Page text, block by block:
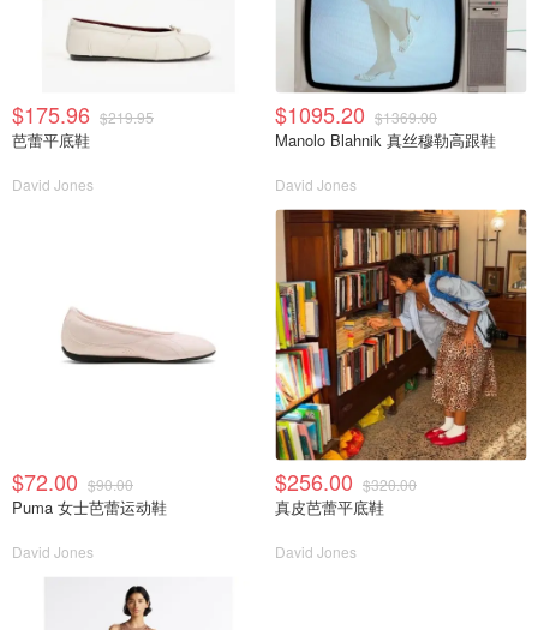
$175.96 $219.95
芭蕾平底鞋
David Jones
$1095.20 $1369.00
Manolo Blahnik 真丝穆勒高跟鞋
David Jones
$72.00 $90.00
Puma 女士芭蕾运动鞋
David Jones
$256.00 $320.00
真皮芭蕾平底鞋
David Jones